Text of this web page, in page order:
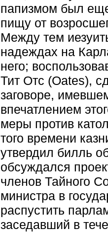
папизмом был
пищу от
Между тем
надеждах на
него;
Тит Отс (Оates),
заговоре,
впечатлением
меры против
того времени
утвердил билль
обсуждался
членов Тайного
министра в
распустить
заседавший в